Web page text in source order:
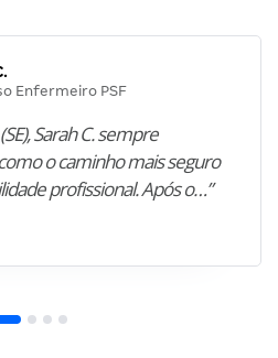
Enfermeiro PSF
Sarah C. sempre
o caminho mais seguro
profissional. Após o…”